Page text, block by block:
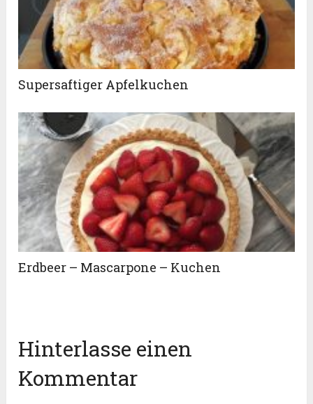
Supersaftiger Apfelkuchen
Erdbeer – Mascarpone – Kuchen
Hinterlasse einen
Kommentar